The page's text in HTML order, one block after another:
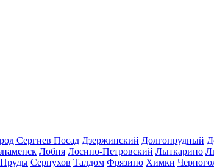
Сергиев Посад Дзержинский Долгопрудный
Лобня Лосино-Петровский Лыткарино
Серпухов Талдом Фрязино Химки